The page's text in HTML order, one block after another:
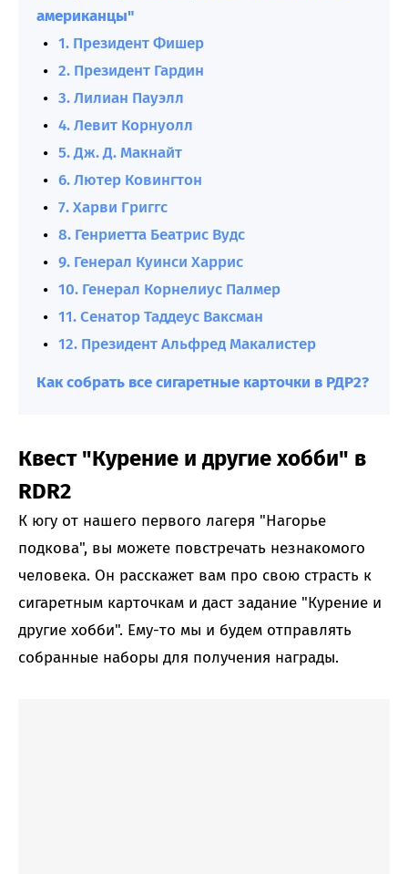
американцы"
1. Президент Фишер
2. Президент Гардин
3. Лилиан Пауэлл
4. Левит Корнуолл
5. Дж. Д. Макнайт
6. Лютер Ковингтон
7. Харви Григгс
8. Генриетта Беатрис Вудс
9. Генерал Куинси Харрис
10. Генерал Корнелиус Палмер
11. Сенатор Таддеус Ваксман
12. Президент Альфред Макалистер
Как собрать все сигаретные карточки в РДР2?
Квест "Курение и другие хобби" в
RDR2
К югу от нашего первого лагеря "Нагорье
подкова", вы можете повстречать незнакомого
человека. Он расскажет вам про свою страсть к
сигаретным карточкам и даст задание "Курение и
другие хобби". Ему-то мы и будем отправлять
собранные наборы для получения награды.